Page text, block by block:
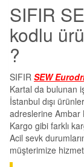
SIFIR
kodlu
?
SIFIR SEW
Kartal da bulunan
İstanbul dışı
adreslerine Ambar
Kargo gibi farklı
Acil sevk
müşterimize